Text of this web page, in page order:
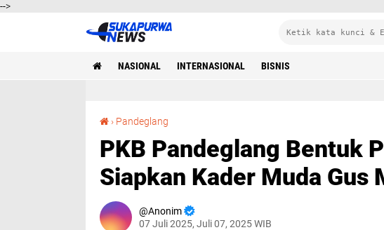
-->
NASIONAL INTERNASIONAL BISNIS
› Pandeglang
PKB Pandeglang Bentuk
Siapkan Kader Muda Gus
Anonim
07 Juli 2025, Juli 07, 2025 WIB